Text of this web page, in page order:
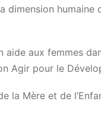
humaine
aux femmes
Agir pour le
la Mère et de